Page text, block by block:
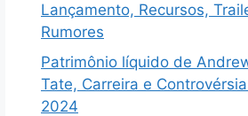
Lançamento, Recursos,
Rumores
Patrimônio líquido de
Tate, Carreira e
2024